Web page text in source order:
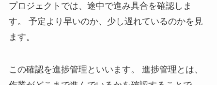
プロジェクトでは、途中で進み具合を確認しま
す。 予定より早いのか、少し遅れているのかを見
ます。
この確認を進捗管理といいます。 進捗管理とは、